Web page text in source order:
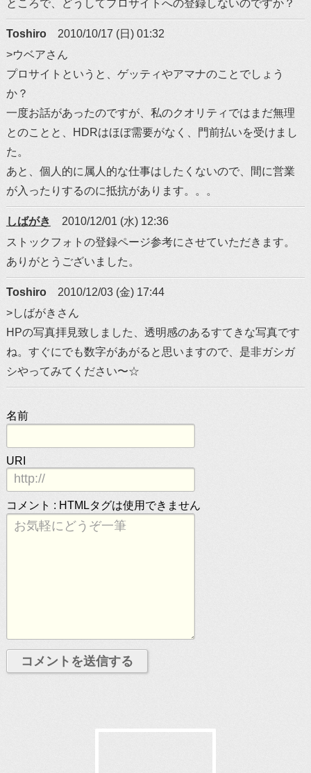
ところで、どうしてプロサイトへの登録しないのですか？
Toshiro 2010/10/17 (日) 01:32
>ウベアさん
プロサイトというと、ゲッティやアマナのことでしょう
か？
一度お話があったのですが、私のクオリティではまだ無理
とのことと、HDRはほぼ需要がなく、門前払いを受けまし
た。
あと、個人的に属人的な仕事はしたくないので、間に営業
が入ったりするのに抵抗があります。。。
しばがき
2010/12/01 (水) 12:36
ストックフォトの登録ページ参考にさせていただきます。
ありがとうございました。
Toshiro 2010/12/03 (金) 17:44
>しばがきさん
HPの写真拝見致しました、透明感のあるすてきな写真です
ね。すぐにでも数字があがると思いますので、是非ガシガ
シやってみてください〜☆
名前
URI
コメント : HTMLタグは使用できません